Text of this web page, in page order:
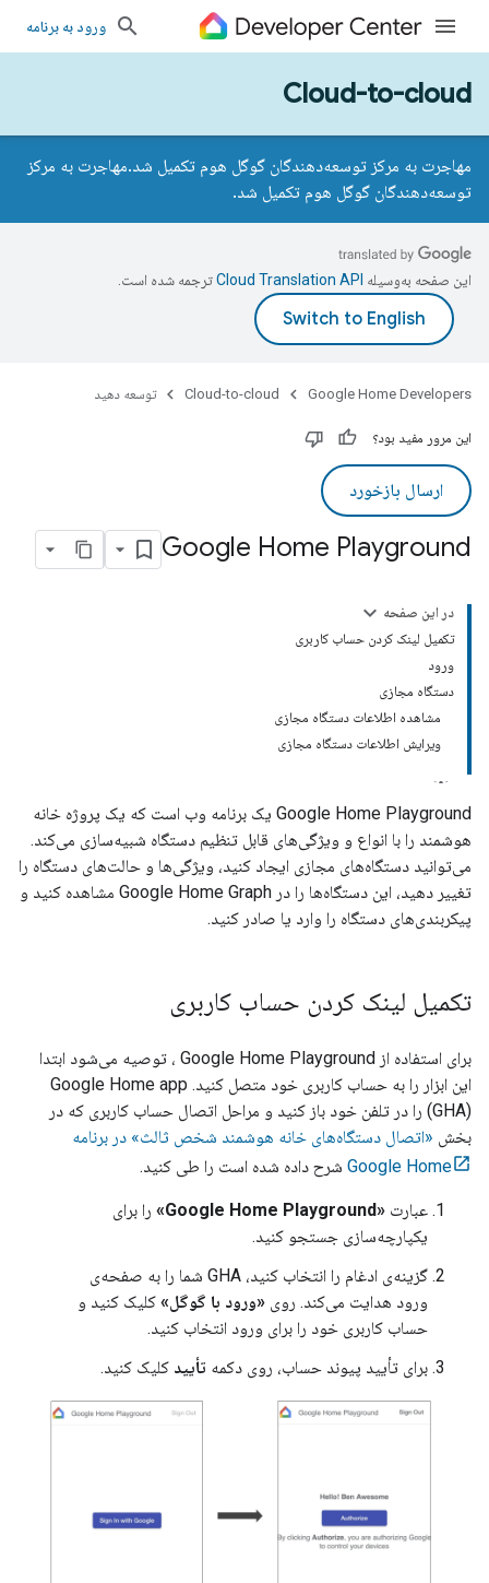
ورود به برنامه
Cloud-to-cloud
مهاجرت به مرکز توسعه‌دهندگان گوگل هوم تکمیل شد.مهاجرت به مرکز
توسعه‌دهندگان گوگل هوم تکمیل شد.
این صفحه به‌وسیله ترجمه شده است.
Google Home Developers
Cloud-to-cloud توسعه دهید
این مرور مفید بود؟
ارسال بازخورد
Google Home Playground
در این صفحه
تکمیل لینک کردن حساب کاربری
ورود
دستگاه مجازی
مشاهده اطلاعات دستگاه مجازی
ویرایش اطلاعات دستگاه مجازی
Google Home Playground یک برنامه وب است که یک پروژه خانه
هوشمند را با انواع و ویژگی‌های قابل تنظیم دستگاه شبیه‌سازی می‌کند.
می‌توانید دستگاه‌های مجازی ایجاد کنید، ویژگی‌ها و حالت‌های دستگاه را
تغییر دهید، این دستگاه‌ها را در Google Home Graph مشاهده کنید و
پیکربندی‌های دستگاه را وارد یا صادر کنید.
تکمیل لینک کردن حساب کاربری
برای استفاده از Google Home Playground ، توصیه می‌شود ابتدا
این ابزار را به حساب کاربری خود متصل کنید. Google Home app
(GHA) را در تلفن خود باز کنید و مراحل اتصال حساب کاربری که در
بخش «اتصال دستگاه‌های خانه هوشمند شخص ثالث» در برنامه
Google Home شرح داده شده است را طی کنید.
عبارت «Google Home Playground»
را برای
یکپارچه‌سازی جستجو کنید.
گزینه‌ی ادغام را انتخاب کنید، GHA شما را به صفحه‌ی
ورود هدایت می‌کند. روی «ورود با گوگل» کلیک کنید و
حساب کاربری خود را برای ورود انتخاب کنید.
برای تأیید پیوند حساب، روی دکمه تأیید کلیک کنید.